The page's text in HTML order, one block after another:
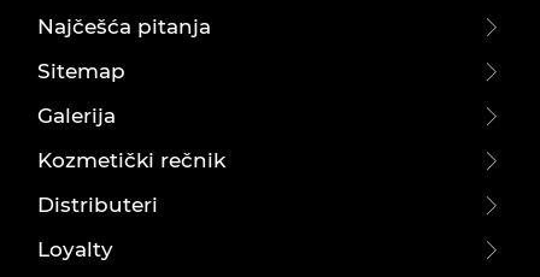
Najčešća pitanja
Sitemap
Galerija
Kozmetički rečnik
Distributeri
Loyalty